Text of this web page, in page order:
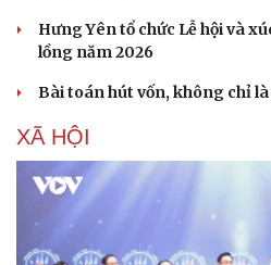
Hưng Yên tổ chức Lễ hội và
lồng năm 2026
Bài toán hút vốn, không chỉ
XÃ HỘI